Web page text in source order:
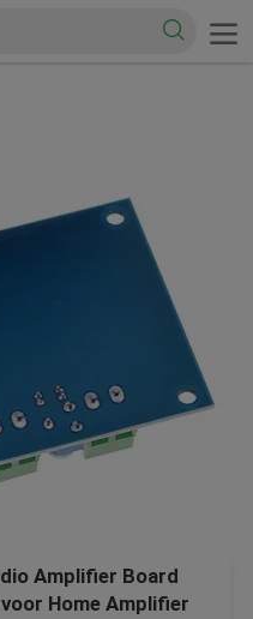
Amplifier Board
Home Amplifier